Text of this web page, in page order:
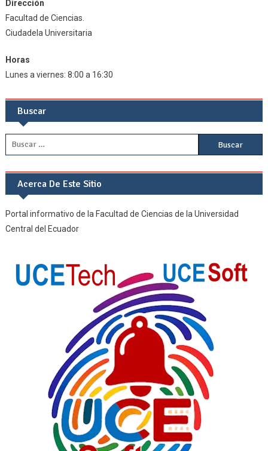
Dirección
Facultad de Ciencias.
Ciudadela Universitaria
Horas
Lunes a viernes: 8:00 a 16:30
Buscar
Buscar:
Acerca De Este Sitio
Portal informativo de la Facultad de Ciencias de la Universidad
Central del Ecuador